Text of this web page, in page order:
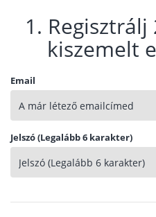
1. Regisztrálj
kiszemelt
Email
Jelszó (Legalább 6 karakter)